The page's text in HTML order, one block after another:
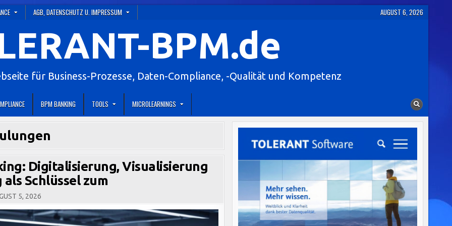
AGB, DATENSCHUTZ U. IMPRESSUM AUGUST 6, 2026
BPM.de
für Business-Prozesse, Daten-Compliance, -Qualität und Kompetenz
BPM BANKING TOOLS MICROLEARNINGS
Digitalisierung, Visualisierung
Schlüssel zum
5, 2026